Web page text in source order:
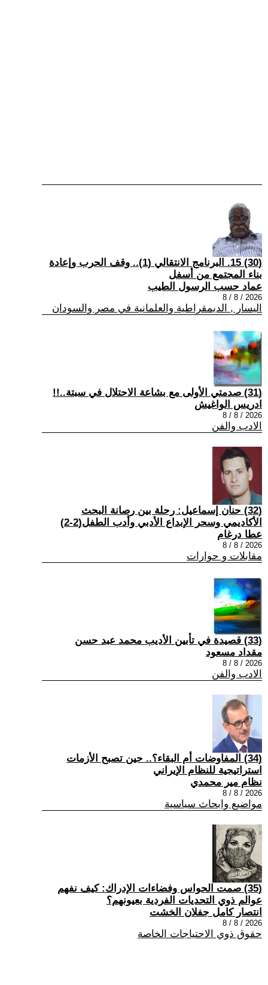
(30) 15. البرنامج الانتقالي (1).. وقف الحرب وإعادة
بناء المجتمع من أسفل
عماد حسب الرسول الطيب
2026 / 8 / 8
اليسار , الديمقراطية والعلمانية في مصر والسودان
(31) صدمتي الأولى مع بشاعة الاحتلال في سبتة..!!
ادريس الواغيش
2026 / 8 / 8
الادب والفن
(32) حنان إسماعيل: رحلة بين رصانة البحث
الأكاديمي وسحر الإبداع الأدبي وأدب الطفل(2-2)
عطا درغام
2026 / 8 / 8
مقابلات و حوارات
(33) قصيدة في تأبين الأديب محمد عبد حسن
مقداد مسعود
2026 / 8 / 8
الادب والفن
(34) المفاوضات أم البقاء؟.. حين تصبح الأزمات
استراتيجية للنظام الإيراني
نظام مير محمدي
2026 / 8 / 8
مواضيع وابحاث سياسية
(35) صمت الحواس وفضاءات الإدراك: كيف نفهم
عوالم ذوي التحديات الفردية بعيونهم؟
انتصار كامل جفلان الخشت
2026 / 8 / 8
حقوق ذوي الاحتياجات الخاصة